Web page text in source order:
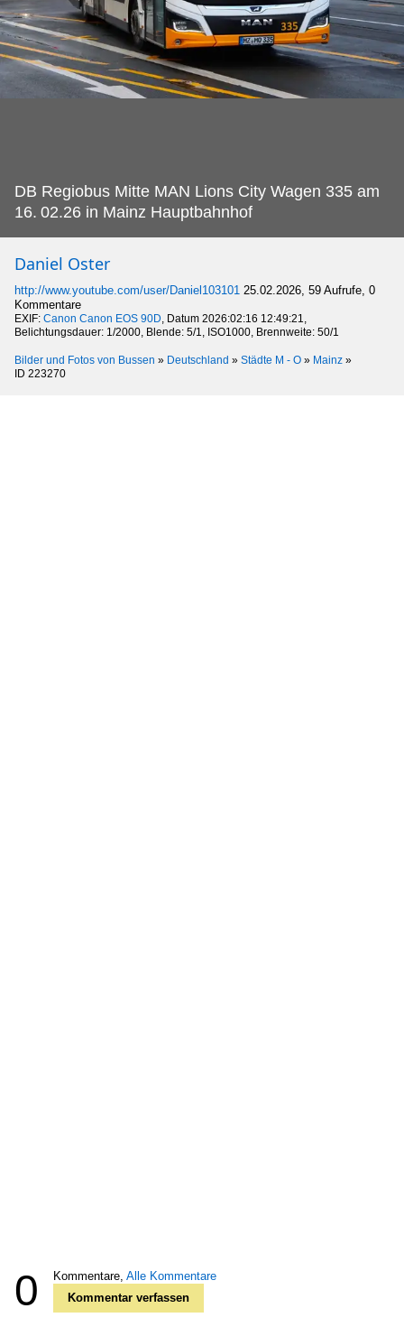
DB Regiobus Mitte MAN Lions City Wagen 335 am
16. 02.26 in Mainz Hauptbahnhof
Daniel Oster
http://www.youtube.com/user/Daniel103101 25.02.2026, 59 Aufrufe, 0
Kommentare
EXIF: Canon Canon EOS 90D, Datum 2026:02:16 12:49:21,
Belichtungsdauer: 1/2000, Blende: 5/1, ISO1000, Brennweite: 50/1
Bilder und Fotos von Bussen » Deutschland » Städte M - O » Mainz »
ID 223270
0 Kommentare, Alle Kommentare
Kommentar verfassen